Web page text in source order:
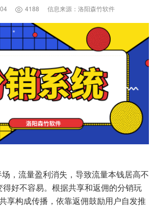
4188 信息来源：洛阳森竹软件
，流量盈利消失，导致流量本钱居高不
好不容易。根据共享和返佣的分销玩
享构成传播，依靠返佣鼓励用户自发推